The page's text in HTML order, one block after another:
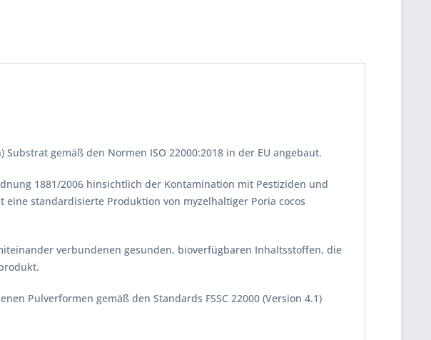
gemäß den Normen ISO 22000:2018 in der EU angebaut.
1881/2006 hinsichtlich der Kontamination mit Pestiziden und
standardisierte Produktion von myzelhaltiger Poria cocos
verbundenen gesunden, bioverfügbaren Inhaltsstoffen, die
Pulverformen gemäß den Standards FSSC 22000 (Version 4.1)